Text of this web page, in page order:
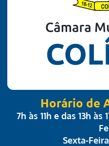
Horário de
7h às 11h e das 13h
Sexta-